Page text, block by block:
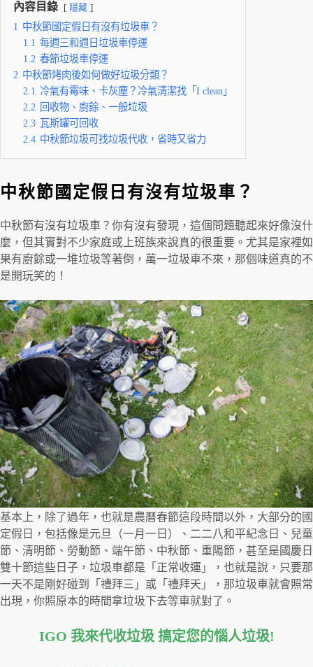
內容目錄 隱藏
1 中秋節國定假日有沒有垃圾車？
1.1 每週三和週日垃圾車停運
1.2 春節垃圾車停運
2 中秋節烤肉後如何做好垃圾分類？
2.1 冷氣有霉味、卡灰塵？冷氣清潔找「I clean」
2.2
回收物、廚餘、一般垃圾
2.3 瓦斯罐可回收
2.4 中秋節垃圾可找垃圾代收，省時又省力
中秋節國定假日有沒有垃圾車？
中秋節有沒有垃圾車？你有沒有發現，這個問題聽起來好像沒什
麼，但其實對不少家庭或上班族來說真的很重要。尤其是家裡如
果有廚餘或一堆垃圾等著倒，萬一垃圾車不來，那個味道真的不
是開玩笑的！
基本上，除了過年，也就是農曆春節這段時間以外，大部分的國
定假日，包括像是元旦（一月一日）、二二八和平紀念日、兒童
節、清明節、勞動節、端午節、中秋節、重陽節，甚至是國慶日
雙十節這些日子，垃圾車都是「正常收運」，也就是說，只要那
一天不是剛好碰到「禮拜三」或「禮拜天」，那垃圾車就會照常
出現，你照原本的時間拿垃圾下去等車就對了。
IGO 我來代收垃圾 搞定您的惱人垃圾!